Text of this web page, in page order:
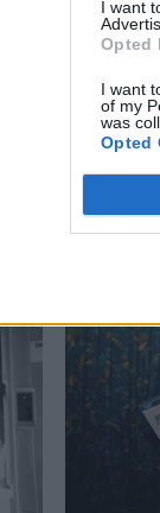
I want
Opted
I want
of my
was
Opted
Un Italiano vero,